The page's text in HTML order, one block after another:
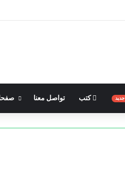
جديد كتب تواصل معنا